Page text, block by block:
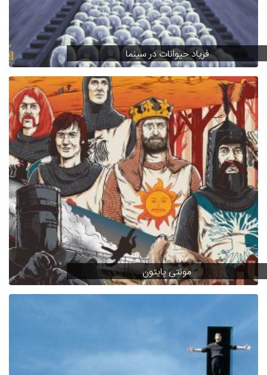
فریاد حیوانات در سینما
مونتی پایتون